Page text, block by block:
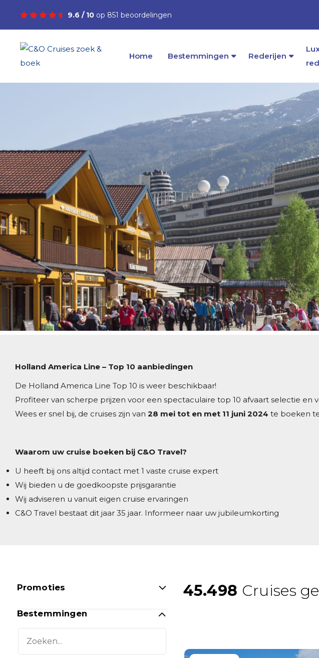
9.6 / 10 op 851 beoordelingen
Home Bestemmingen Rederijen
Holland America Line – Top 10 aanbiedingen
De Holland America Line Top 10 is weer beschikbaar!
Profiteer van scherpe prijzen voor een spectaculaire top 10 afvaart selectie
Wees er snel bij, de cruises zijn van 28 mei tot en met 11 juni 2024 te boeken
Waarom uw cruise boeken bij C&O Travel?
U heeft bij ons altijd contact met 1 vaste cruise expert
Wij bieden u de goedkoopste prijsgarantie
Wij adviseren u vanuit eigen cruise ervaringen
C&O Travel bestaat dit jaar 35 jaar. Informeer naar uw jubileumkorting